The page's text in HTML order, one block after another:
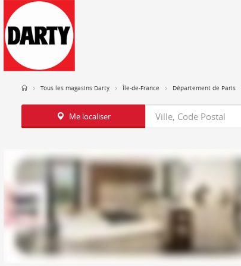
Tous les magasins Darty Île-de-France Département de Paris
Me localiser Requête